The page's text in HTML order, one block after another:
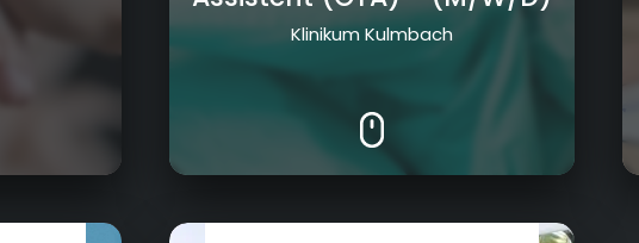
Klinikum Kulmbach